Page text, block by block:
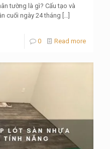
tường là gì? Cấu tạo và
cuối ngày 24 tháng […]
0 Read more